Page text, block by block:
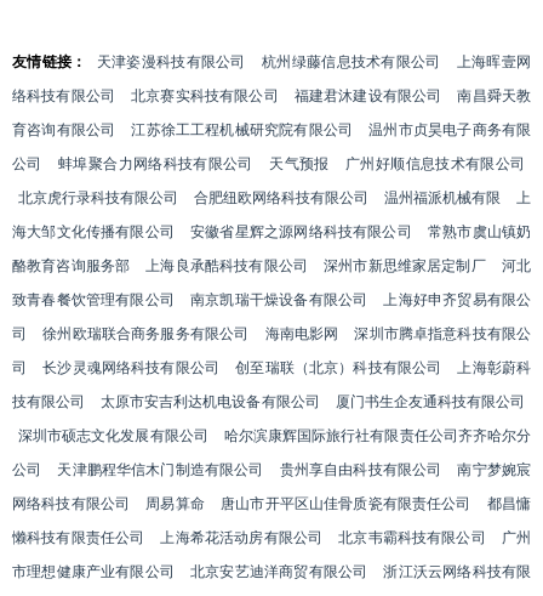
友情链接： 天津姿漫科技有限公司 杭州绿藤信息技术有限公司
上海晖壹网
络科技有限公司
北京赛实科技有限公司 福建君沐建设有限公司
南昌舜天教
育咨询有限公司
江苏徐工工程机械研究院有限公司
温州市贞昊电子商务有限
公司
蚌埠聚合力网络科技有限公司 天气预报
广州好顺信息技术有限公司
北京虎行录科技有限公司
合肥纽欧网络科技有限公司 温州福派机械有限
上
海大邹文化传播有限公司
安徽省星辉之源网络科技有限公司
常熟市虞山镇奶
酪教育咨询服务部
上海良承酷科技有限公司 深州市新思维家居定制厂
河北
致青春餐饮管理有限公司
南京凯瑞干燥设备有限公司
上海好申齐贸易有限公
司
徐州欧瑞联合商务服务有限公司 海南电影网
深圳市腾卓指意科技有限公
司
长沙灵魂网络科技有限公司 创至瑞联（北京）科技有限公司
上海彰蔚科
技有限公司
太原市安吉利达机电设备有限公司
厦门书生企友通科技有限公司
深圳市硕志文化发展有限公司
哈尔滨康辉国际旅行社有限责任公司齐齐哈尔分
公司
天津鹏程华信木门制造有限公司 贵州享自由科技有限公司
南宁梦婉宸
网络科技有限公司
周易算命 唐山市开平区山佳骨质瓷有限责任公司
都昌慵
懒科技有限责任公司
上海希花活动房有限公司 北京韦霸科技有限公司
广州
市理想健康产业有限公司
北京安艺迪洋商贸有限公司
浙江沃云网络科技有限